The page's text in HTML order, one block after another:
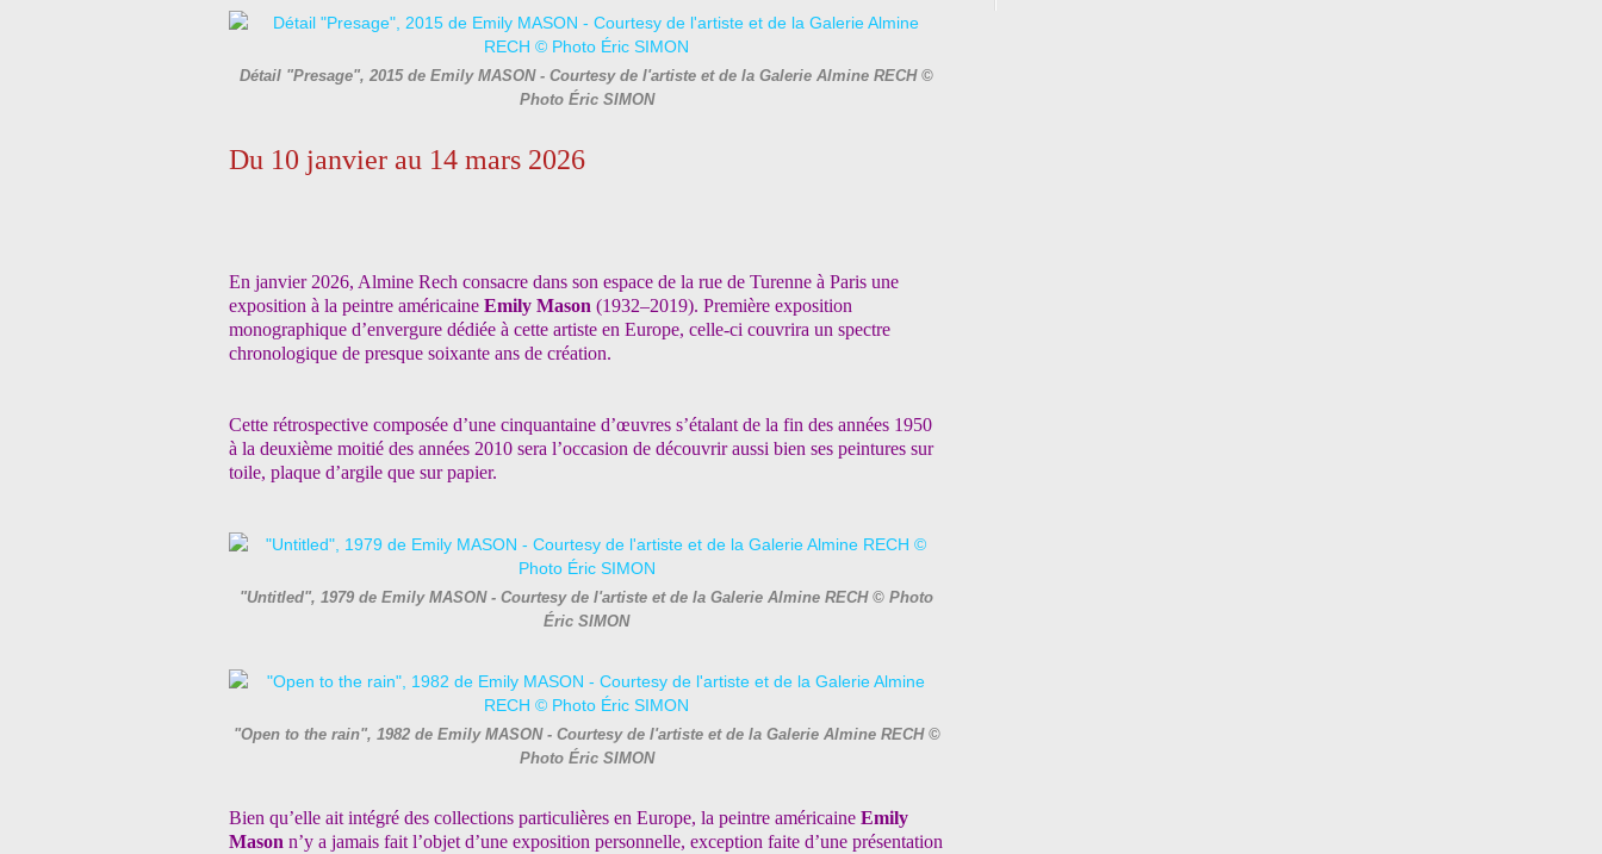
Détail "Presage", 2015 de Emily MASON - Courtesy de l'artiste et de la Galerie Almine RECH ©
Photo Éric SIMON
Du 10 janvier au 14 mars 2026
En janvier 2026, Almine Rech consacre dans son espace de la rue de Turenne à Paris une
exposition à la peintre américaine Emily Mason (1932–2019). Première exposition
monographique d’envergure dédiée à cette artiste en Europe, celle-ci couvrira un spectre
chronologique de presque soixante ans de création.
Cette rétrospective composée d’une cinquantaine d’œuvres s’étalant de la fin des années 1950
à la deuxième moitié des années 2010 sera l’occasion de découvrir aussi bien ses peintures sur
toile, plaque d’argile que sur papier.
"Untitled", 1979 de Emily MASON - Courtesy de l'artiste et de la Galerie Almine RECH © Photo
Éric SIMON
"Open to the rain", 1982 de Emily MASON - Courtesy de l'artiste et de la Galerie Almine RECH ©
Photo Éric SIMON
Bien qu’elle ait intégré des collections particulières en Europe, la peintre américaine Emily
Mason n’y a jamais fait l’objet d’une exposition personnelle, exception faite d’une présentation